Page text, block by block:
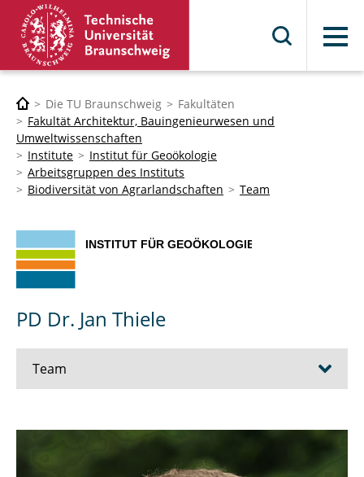
Menü
Die TU Braunschweig
Fakultäten
Fakultät Architektur, Bauingenieurwesen und
Umweltwissenschaften
Institute
Institut für Geoökologie
Arbeitsgruppen des Instituts
Biodiversität von Agrarlandschaften
Team
PD Dr. Jan Thiele
Team
Franziska Baden-Böhm